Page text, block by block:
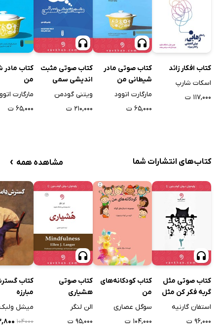
کتاب افکار زائد
اسکات شارپ
۱۱۷,۰۰۰ ت
کتاب صوتی مادر
شیطانی من
مارگارت اتوود
۶۵,۰۰۰ ت
کتاب صوتی مثبت
اندیشی سمی
ویتنی گودمن
۲۱۰,۰۰۰ ت
کتاب مادر
من
مارگارت
۶۵,۰۰۰ ت
کتاب‌های انتشارات شما مشاهده همه ›
کتاب صوتی مثل
گربه فکر کن مثل
گربه رفتار کن - جلد
استفان گارنیه
۹۶,۰۰۰ ت
کتاب کودکانه‌های
من
سوگل عصاری
۱۰۴,۰۰۰ ت
کتاب صوتی
هشیاری
الن لنگر
۹۵,۰۰۰ ت
کتاب
مبارزه
میشل
۱۰۴۰۰۰